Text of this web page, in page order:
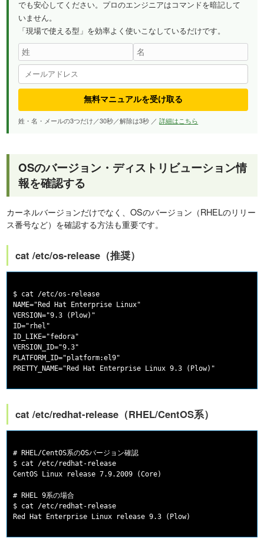
でも安心してください。プロのエンジニアはコマンドを暗記して
いません。
「現場で使える型」を効率よく使いこなしているだけです。
無料マニュアルを受け取る
姓・名・メールの3つだけ／30秒／解除は3秒 ／詳細はこちら
OSのバージョン・ディストリビューション情
報を確認する
カーネルバージョンだけでなく、OSのバージョン（RHELのリリー
ス番号など）を確認する方法も重要です。
cat /etc/os-release（推奨）
$ cat /etc/os-release
NAME="Red Hat Enterprise Linux"
VERSION="9.3 (Plow)"
ID="rhel"
ID_LIKE="fedora"
VERSION_ID="9.3"
PLATFORM_ID="platform:el9"
cat /etc/redhat-release（RHEL/CentOS系）
# RHEL/CentOS系のOSバージョン確認
$ cat /etc/redhat-release
CentOS Linux release 7.9.2009 (Core)
# RHEL 9系の場合
$ cat /etc/redhat-release